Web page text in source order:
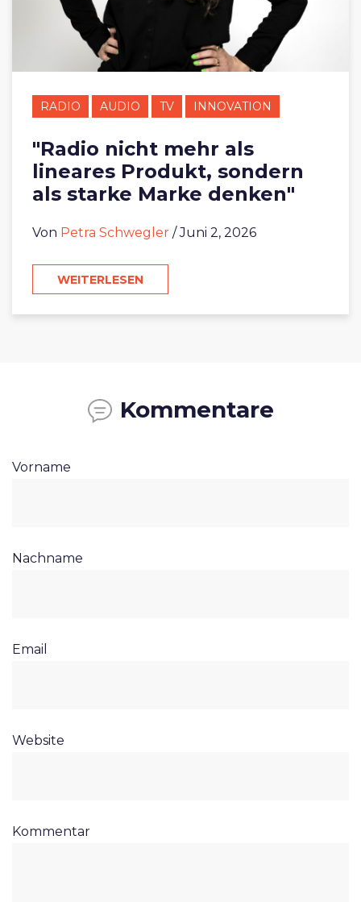
RADIO AUDIO TV INNOVATION
"Radio nicht mehr als
lineares Produkt, sondern
als starke Marke denken"
Von Petra Schwegler / Juni 2, 2026
WEITERLESEN
Kommentare
Vorname
Nachname
Email
Website
Kommentar